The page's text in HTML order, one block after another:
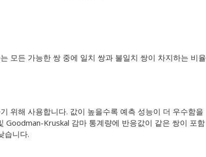
모든 가능한 쌍 중에 일치 쌍과 불일치 쌍이 차지하는 비율
위해 사용합니다. 값이 높을수록 예측 성능이 더 우수함을
Goodman-Kruskal 감마 통계량에 반응값이 같은 쌍이 포함
습니다.